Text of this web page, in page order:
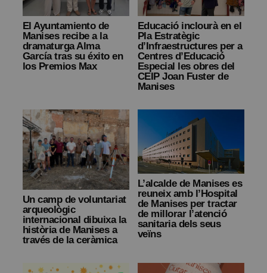
El Ayuntamiento de
Manises recibe a la
dramaturga Alma
García tras su éxito en
los Premios Max
Educació inclourà en el
Pla Estratègic
d’Infraestructures per a
Centres d’Educació
Especial les obres del
CEIP Joan Fuster de
Manises
Un camp de voluntariat
arqueològic
internacional dibuixa la
història de Manises a
través de la ceràmica
L’alcalde de Manises es
reuneix amb l’Hospital
de Manises per tractar
de millorar l’atenció
sanitaria dels seus
veïns